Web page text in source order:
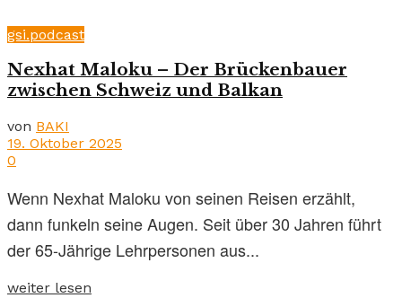
gsi.podcast
Nexhat Maloku – Der Brückenbauer
zwischen Schweiz und Balkan
von BAKI
19. Oktober 2025
0
Wenn Nexhat Maloku von seinen Reisen erzählt,
dann funkeln seine Augen. Seit über 30 Jahren führt
der 65-Jährige Lehrpersonen aus...
weiter lesen